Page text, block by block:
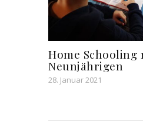
Home Schooling
Neunjährigen
28. Januar 2021